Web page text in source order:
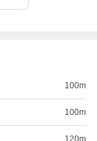
100m
100m
120m